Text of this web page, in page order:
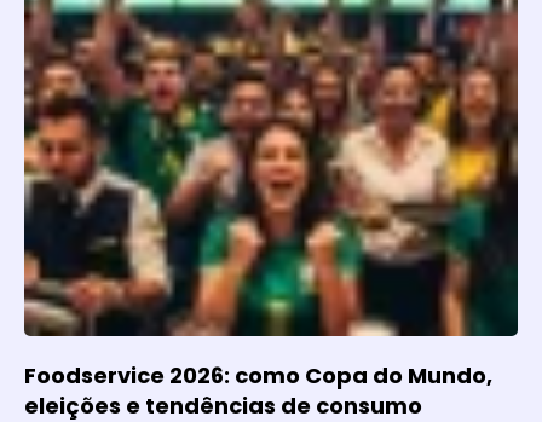
Foodservice 2026: como Copa do Mundo,
eleições e tendências de consumo